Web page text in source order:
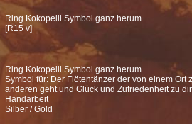
Ring Kokopelli Symbol ganz herum
[R15 v]
Ring Kokopelli Symbol ganz herum
Symbol für: Der Flötentänzer der von einem Ort
anderen geht und Glück und Zufriedenheit zu
Handarbeit
Silber / Gold